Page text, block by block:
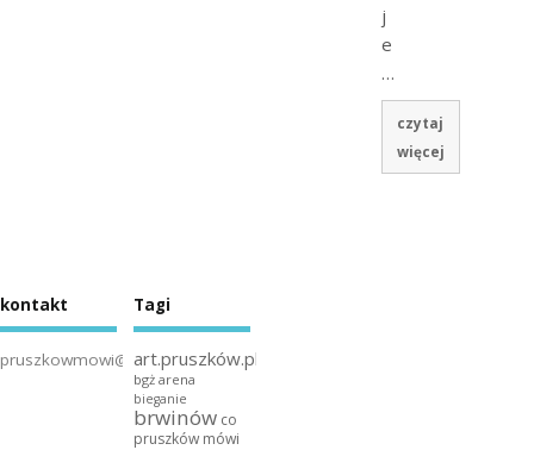
j
e
…
czytaj
więcej
kontakt
pruszkowmowi@gmail.com
Tagi
art.pruszków.pl
bgż arena
bieganie
brwinów co
pruszków mówi